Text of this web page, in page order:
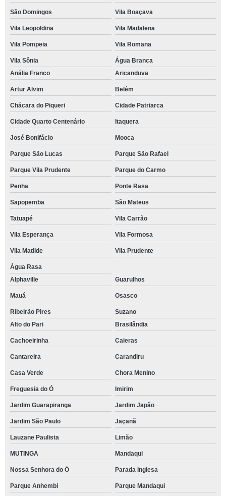
São Domingos Vila Boaçava
Vila Leopoldina Vila Madalena
Vila Pompeia Vila Romana
Vila Sônia
Água Branca
Anália Franco
Aricanduva
Artur Alvim Belém
Chácara do Piqueri Cidade Patriarca
Cidade Quarto Centenário Itaquera
José Bonifácio Mooca
Parque São Lucas Parque São Rafael
Parque Vila Prudente Parque do Carmo
Penha Ponte Rasa
Sapopemba São Mateus
Tatuapé Vila Carrão
Vila Esperança Vila Formosa
Vila Matilde Vila Prudente
Água Rasa
Alphaville
Guarulhos
Mauá Osasco
Ribeirão Pires
Suzano
Alto do Pari
Brasilândia
Cachoeirinha Caieras
Cantareira Carandiru
Casa Verde Chora Menino
Freguesia do Ó Imirim
Jardim Guarapiranga Jardim Japão
Jardim São Paulo Jaçanã
Lauzane Paulista Limão
MUTINGA Mandaqui
Nossa Senhora do Ó Parada Inglesa
Parque Anhembi Parque Mandaqui